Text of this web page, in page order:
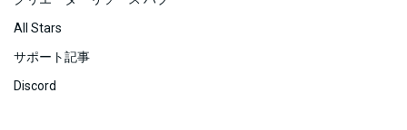
All Stars
サポート記事
Discord